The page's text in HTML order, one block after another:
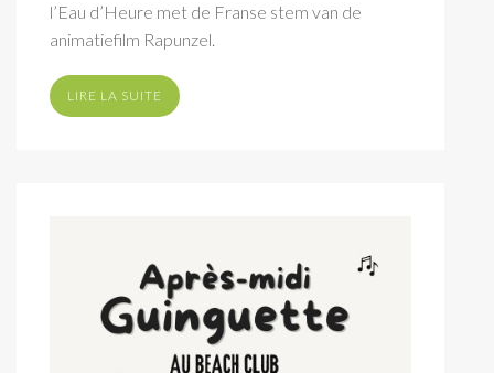
l’Eau d’Heure met de Franse stem van de
animatiefilm Rapunzel.
LIRE LA SUITE